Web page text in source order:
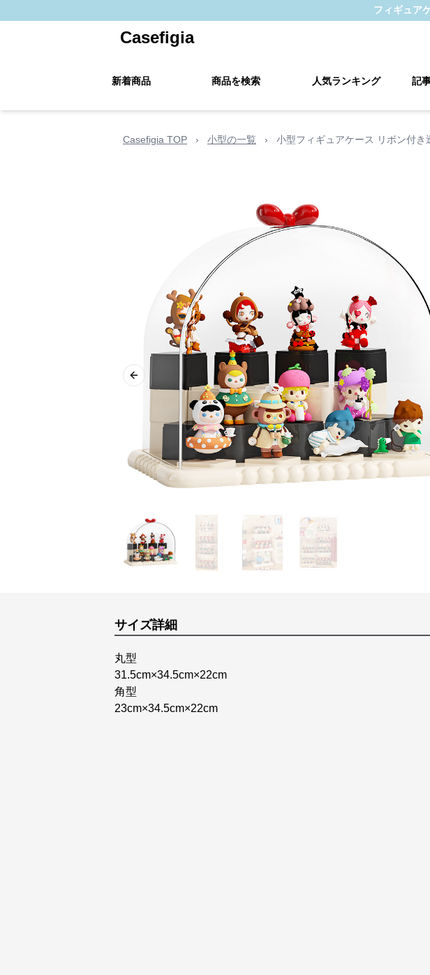
フィギュア
Casefigia
新着商品 商品を検索 人気ランキング 記
Casefigia TOP › 小型の一覧 › 小型フィギュアケース リボン付
Previous slide
サイズ詳細
丸型
31.5cm×34.5cm×22cm
角型
23cm×34.5cm×22cm